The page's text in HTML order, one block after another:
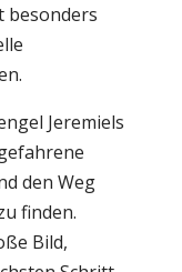
besonders
Jeremiels
den Weg
finden.
Bild,